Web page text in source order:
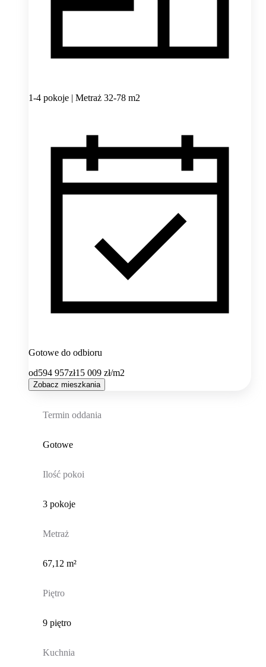
1-4 pokoje | Metraż 32-78 m2
Gotowe do odbioru
od594 957zł15 009 zł/m2
Zobacz mieszkania
Termin oddania
Gotowe
Ilość pokoi
3 pokoje
Metraż
67,12 m²
Piętro
9 piętro
Kuchnia